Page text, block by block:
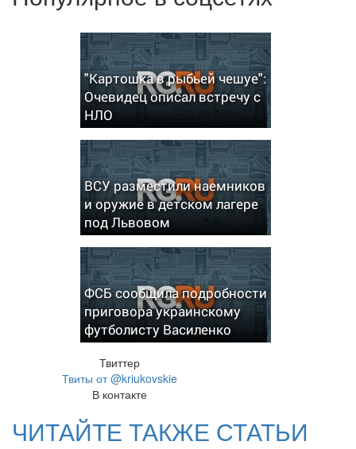
"Картошка в рыбьей чешуе":
Очевидец описал встречу с
НЛО
ВСУ разместили наемников
и оружие в детском лагере
под Львовом
ФСБ сообщила подробности
приговора украинскому
футболисту Василенко
Твиттер
Твиты от @kriukovskie
В контакте
ЧИТАЙТЕ ТАКЖЕ СТАТЬИ